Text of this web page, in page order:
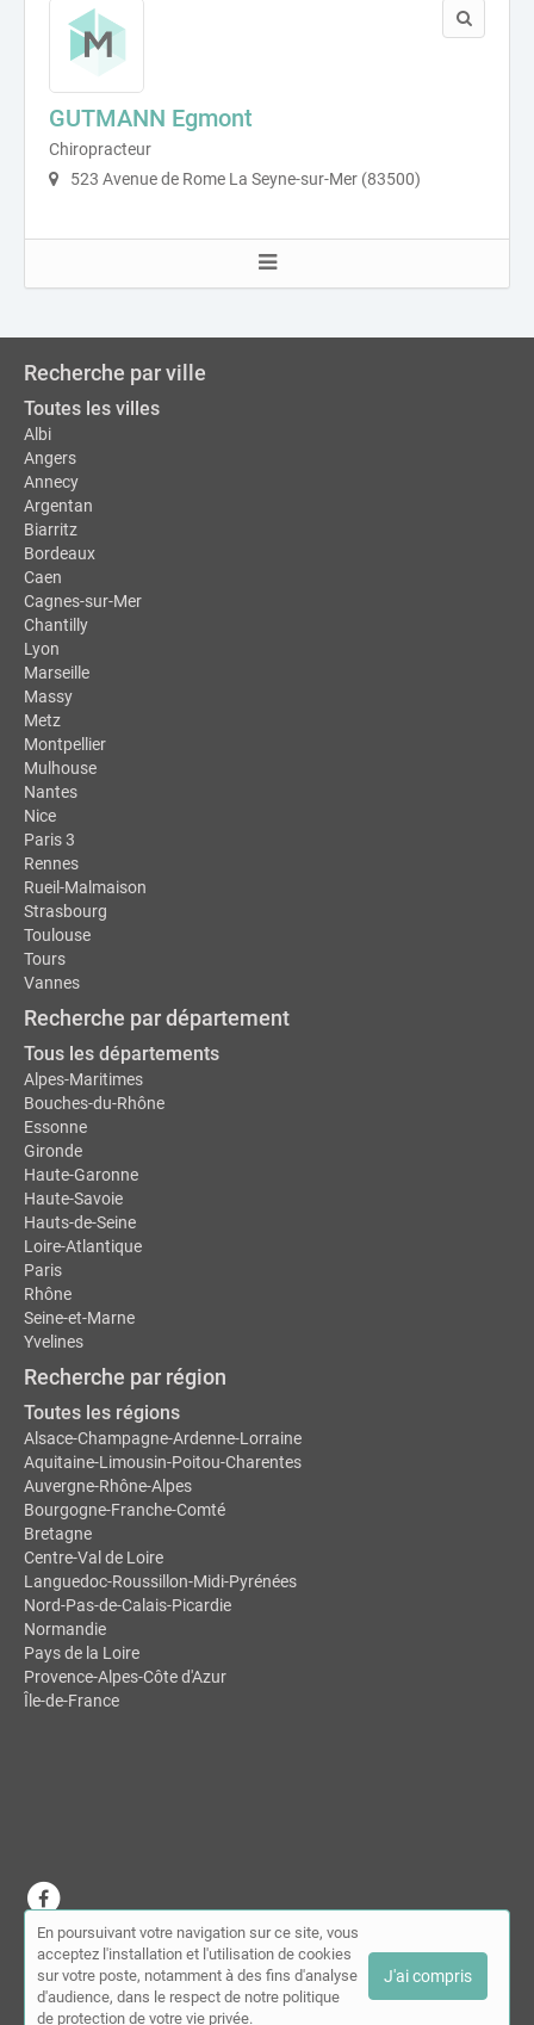
GUTMANN Egmont
Chiropracteur
523 Avenue de Rome La Seyne-sur-Mer (83500)
Recherche par ville
Toutes les villes
Albi
Angers
Annecy
Argentan
Biarritz
Bordeaux
Caen
Cagnes-sur-Mer
Chantilly
Lyon
Marseille
Massy
Metz
Montpellier
Mulhouse
Nantes
Nice
Paris 3
Rennes
Rueil-Malmaison
Strasbourg
Toulouse
Tours
Vannes
Recherche par département
Tous les départements
Alpes-Maritimes
Bouches-du-Rhône
Essonne
Gironde
Haute-Garonne
Haute-Savoie
Hauts-de-Seine
Loire-Atlantique
Paris
Rhône
Seine-et-Marne
Yvelines
Recherche par région
Toutes les régions
Alsace-Champagne-Ardenne-Lorraine
Aquitaine-Limousin-Poitou-Charentes
Auvergne-Rhône-Alpes
Bourgogne-Franche-Comté
Bretagne
Centre-Val de Loire
Languedoc-Roussillon-Midi-Pyrénées
Nord-Pas-de-Calais-Picardie
Normandie
Pays de la Loire
Provence-Alpes-Côte d'Azur
Île-de-France
© MDSL | Annuaire des chiropracteurs 2026 |
compte|Contact
Conditions générales d'utilisation|Mentions légales
En poursuivant votre navigation sur ce site, vous
acceptez l'installation et l'utilisation de cookies
sur votre poste, notamment à des fins d'analyse
d'audience, dans le respect de notre politique
de protection de votre vie privée.
J'ai compris